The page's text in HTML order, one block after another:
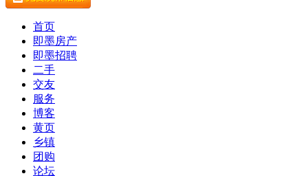
首页
即墨房产
即墨招聘
二手
交友
服务
博客
黄页
乡镇
团购
论坛